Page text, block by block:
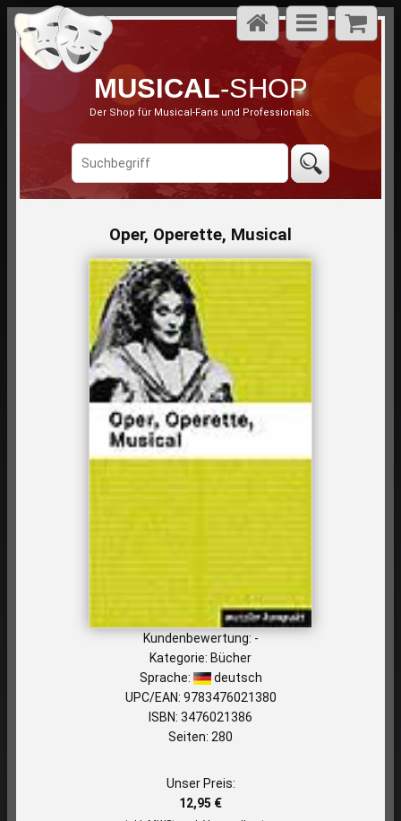
MUSICAL-SHOP
Der Shop für Musical-Fans und Professionals.
Oper, Operette, Musical
Kundenbewertung: -
Kategorie: Bücher
Sprache:
deutsch
UPC/EAN: 9783476021380
ISBN: 3476021386
Seiten: 280
Unser Preis:
12,95 €